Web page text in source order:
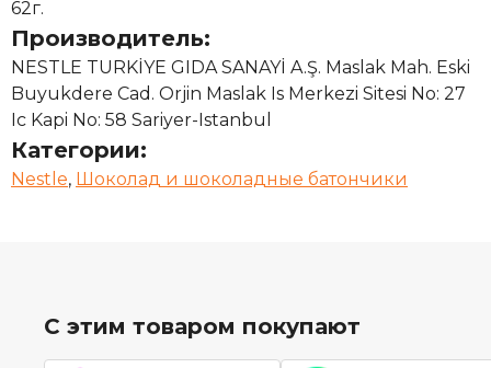
62г.
Производитель:
NESTLE TURKİYE GIDA SANAYİ A.Ş. Maslak Mah. Eski
Buyukdere Cad. Orjin Maslak Is Merkezi Sitesi No: 27
Ic Kapi No: 58 Sariyer-Istanbul
Категории:
Nestle, Шоколад и шоколадные батончики
С этим товаром покупают